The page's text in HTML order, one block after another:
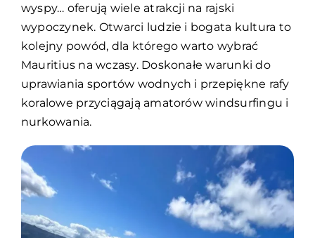
wyspy… oferują wiele atrakcji na rajski
wypoczynek. Otwarci ludzie i bogata kultura to
kolejny powód, dla którego warto wybrać
Mauritius na wczasy. Doskonałe warunki do
uprawiania sportów wodnych i przepiękne rafy
koralowe przyciągają amatorów windsurfingu i
nurkowania.